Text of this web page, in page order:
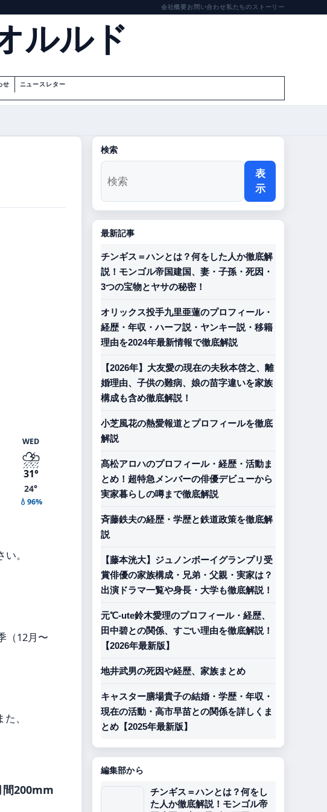
会社概要お問い合わせ私たちのストーリー
ルルド
せ ニュースレター
WED
⛈️
31°
24°
💧96%
。
（12月〜
、
間200mm
検索
表
示
最新記事
チンギス＝ハンとは？何をした人か徹底解
説！モンゴル帝国建国、妻・子孫・死因・
3つの宝物とヤサの秘密！
オリックス投手九里亜蓮のプロフィール・
経歴・年収・ハーフ説・ヤンキー説・移籍
理由を2024年最新情報で徹底解説
【2026年】大友愛の現在の夫秋本啓之、離
婚理由、子供の難病、娘の苗字違いを家族
構成も含め徹底解説！
小芝風花の熱愛報道とプロフィールを徹底
解説
髙松アロハのプロフィール・経歴・活動ま
とめ！超特急メンバーの俳優デビューから
実家暮らしの噂まで徹底解説
斉藤鉄夫の経歴・学歴と鉄道政策を徹底解
説
【藤本洸大】ジュノンボーイグランプリ受
賞俳優の家族構成・兄弟・父親・実家は？
出演ドラマ一覧や身長・大学も徹底解説！
元℃-ute鈴木愛理のプロフィール・経歴、
田中碧との関係、すごい理由を徹底解説！
【2026年最新版】
地井武男の死因や経歴、家族まとめ
キャスター膳場貴子の結婚・学歴・年収・
現在の活動・高市早苗との関係を詳しくま
とめ【2025年最新版】
編集部から
チンギス＝ハンとは？何をし
た人か徹底解説！モンゴル帝